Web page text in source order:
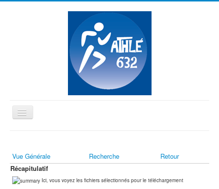
Basculer
la
Vous êtes ici :
Vue Générale Recherche
Retour
Récapitulatif
Ici, vous voyez les fichiers sélectionnés pour le téléchargement